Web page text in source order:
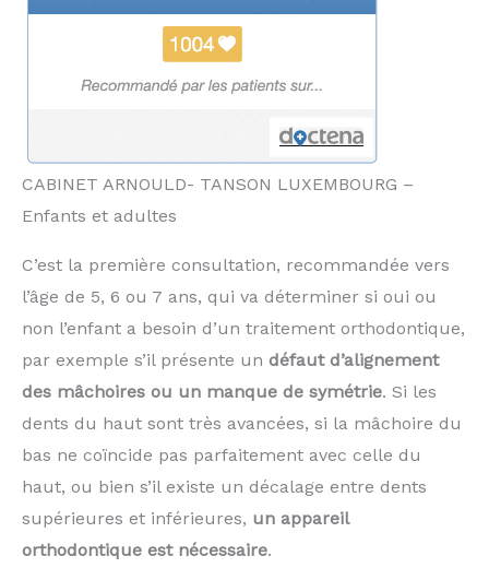
CABINET ARNOULD- TANSON LUXEMBOURG –
Enfants et adultes
C’est la première consultation, recommandée vers
l’âge de 5, 6 ou 7 ans, qui va déterminer si oui ou
non l’enfant a besoin d’un traitement orthodon­tique,
par exemple s’il présente un défaut d’alignement
des mâchoires ou un manque de symétrie. Si les
dents du haut sont très avancées, si la mâchoire du
bas ne coïncide pas parfaitement avec celle du
haut, ou bien s’il existe un décalage entre dents
supérieures et inférieures, un appareil
orthodontique est nécessaire.